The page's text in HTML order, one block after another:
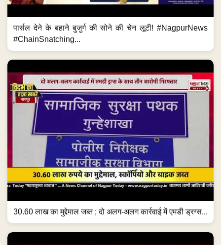
पार्सल देने के बहाने बुजुर्ग की सोने की चेन लूटी! #NagpurNews
#ChainSnatching...
30.60 लाख का मुद्देमाल जब्त ; दो अलग-अलग कार्रवाई में एमडी ड्रग्स...